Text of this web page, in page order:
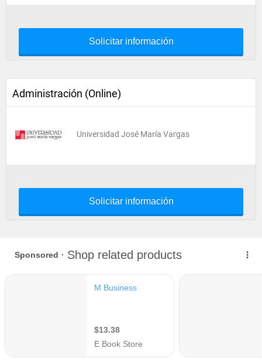
Solicitar información
Administración (Online)
Universidad José María Vargas
Solicitar información